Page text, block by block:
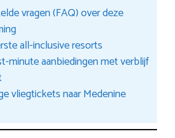
vragen (FAQ) over deze
all-inclusive resorts
minute aanbiedingen met verblijf
vliegtickets naar Medenine